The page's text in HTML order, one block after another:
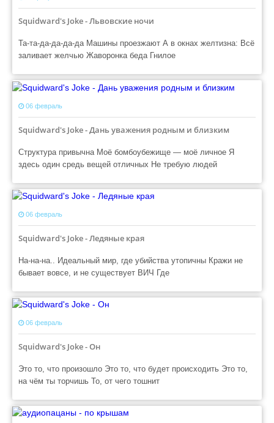
Squidward's Joke - Львовские ночи
Та-та-да-да-да-да Машины проезжают А в окнах желтизна: Всё
заливает желчью Жаворонка беда Гнилое
06 февраль
Squidward's Joke - Дань уважения родным и близким
Структура привычна Моё бомбоубежище — моё личное Я
здесь один средь вещей отличных Не требую людей
06 февраль
Squidward's Joke - Ледяные края
На-на-на.. Идеальный мир, где убийства утопичны Кражи не
бывает вовсе, и не существует ВИЧ Где
06 февраль
Squidward's Joke - Он
Это то, что произошло Это то, что будет происходить Это то,
на чём ты торчишь То, от чего тошнит